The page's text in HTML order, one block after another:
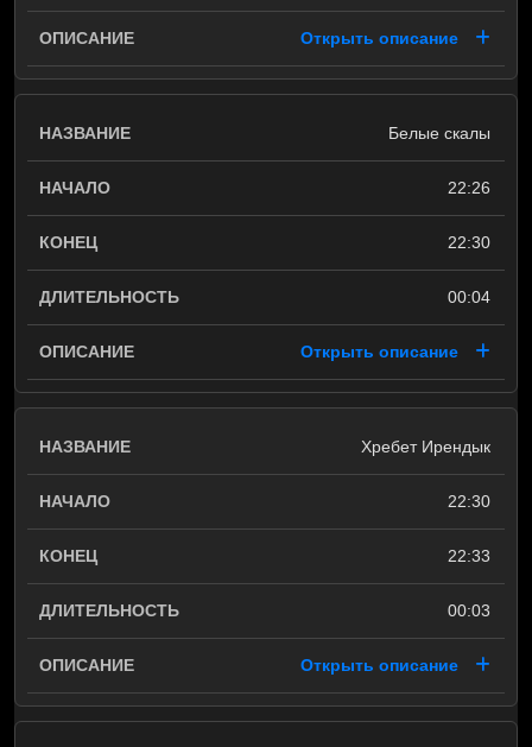
Открыть описание
Белые скалы
22:26
22:30
00:04
Открыть описание
Хребет Ирендык
22:30
22:33
00:03
Открыть описание